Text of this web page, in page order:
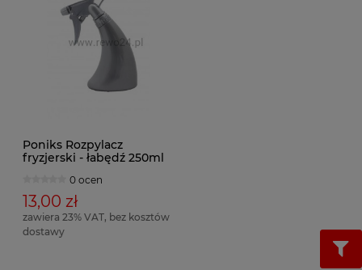
Poniks Rozpylacz
fryzjerski - łabędź 250ml
0 ocen
13,00 zł
zawiera 23% VAT, bez kosztów
dostawy